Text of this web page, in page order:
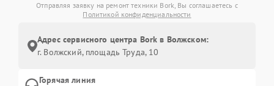
Отправляя заявку на ремонт техники Bork, Вы соглашаетесь с
Политикой конфиденциальности
Адрес сервисного центра Bork в Волжском:
г. Волжский, площадь Труда, 10
Горячая линия